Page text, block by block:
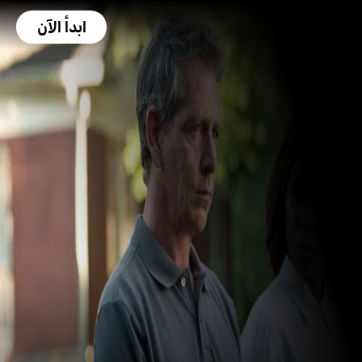
ابدأ الآن